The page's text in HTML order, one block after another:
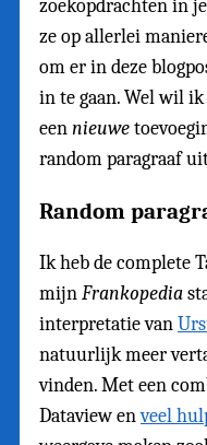
zoekopdrachten in
ze op allerlei
om er in deze
in te gaan. Wel wil ik
eennieuwe
random paragraaf
Random
Ik heb de complete
mijnFrankopedia
interpretatie van
natuurlijk meer
vinden. Met een
Dataview enveel